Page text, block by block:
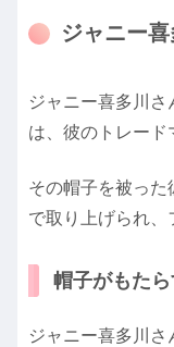
ジャニー
ジャニー喜多川
は、彼のトレード
その帽子を被っ
で取り上げられ、
帽子がもた
ジャニー喜多川